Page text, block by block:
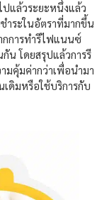
แล้วระยะหนึ่งแล้ว
ำระในอัตราที่มากขึ้น
กการทำรีไฟแนนซ์
น โดยสรุปแล้วการรี
คุ้มค่ากว่าเพื่อนำมา
ดิมหรือใช้บริการกับ